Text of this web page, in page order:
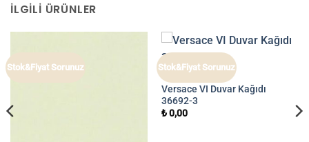
İLGILI ÜRÜNLER
Stok&Fiyat Sorunuz Stok&Fiyat Sorunuz
VERSACE VI
Versace VI Duvar Kağıdı
36692-3
₺0,00